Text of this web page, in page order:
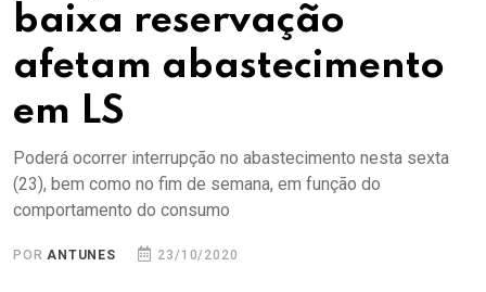
baixa reservação
afetam abastecimento
em LS
Poderá ocorrer interrupção no abastecimento nesta sexta
(23), bem como no fim de semana, em função do
comportamento do consumo
PORANTUNES 23/10/2020